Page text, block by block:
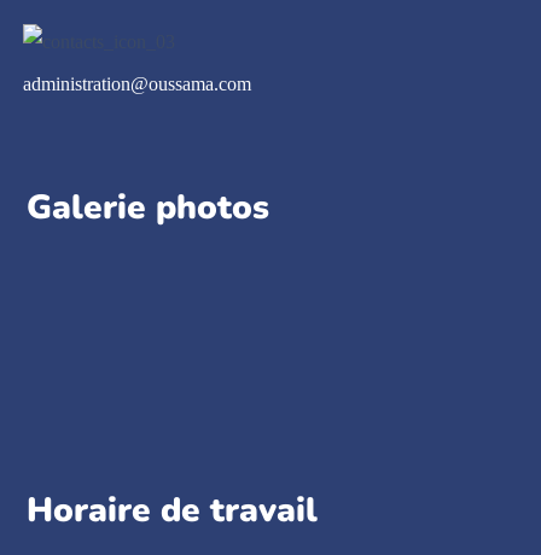
administration@oussama.com
Galerie photos
Horaire de travail